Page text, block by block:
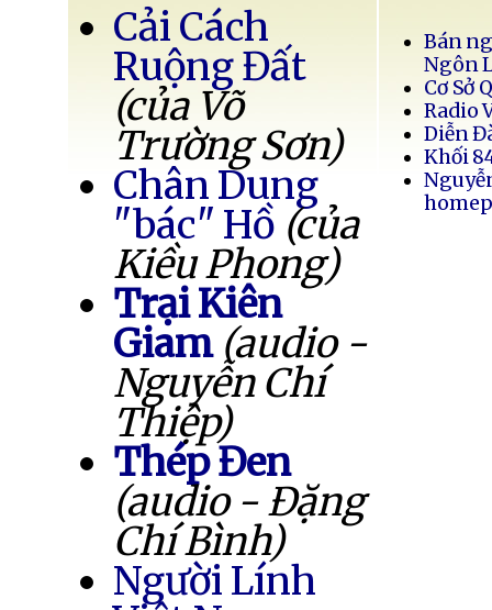
Cải Cách
Ruộng Đất
(của Võ
Trường Sơn)
Chân Dung
"bác" Hồ (của
Kiều Phong)
Trại Kiên
Giam (audio -
Nguyễn Chí
Thiệp)
Thép Đen
(audio - Đặng
Chí Bình)
Người Lính
Bán
Ngôn
Cơ Sở
Radio
Diễn
Khối